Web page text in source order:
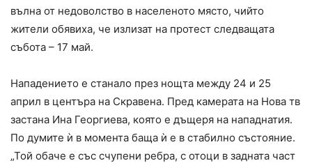
вълна от недоволство в населеното място, чийто
жители обявиха, че излизат на протест следващата
събота – 17 май.
Нападението е станало през нощта между 24 и 25
април в центъра на Скравена. Пред камерата на Нова тв
застана Ина Георгиева, която е дъщеря на нападнатия.
По думите ѝ в момента баща ѝ е в стабилно състояние.
„Той обаче е със счупени ребра, с отоци в задната част